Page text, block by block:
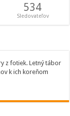
534
Sledovateľov
z fotiek. Letný tábor
k ich koreňom